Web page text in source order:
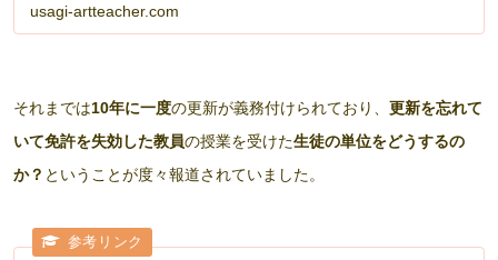
usagi-artteacher.com
それまでは10年に一度の更新が義務付けられており、 更新を忘れて
いて免許を失効した教員の授業を受けた生徒の単位をどうするの
か？ ということが度々報道されていました。